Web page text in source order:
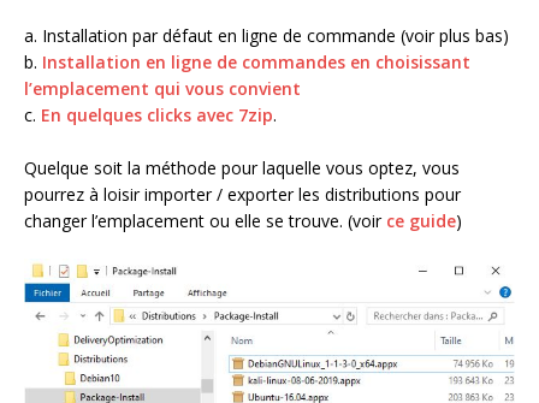
a. Installation par défaut en ligne de commande (voir plus bas)
b. Installation en ligne de commandes en choisissant
l’emplacement qui vous convient
c. En quelques clicks avec 7zip.
Quelque soit la méthode pour laquelle vous optez, vous
pourrez à loisir importer / exporter les distributions pour
changer l’emplacement ou elle se trouve. (voir ce guide)